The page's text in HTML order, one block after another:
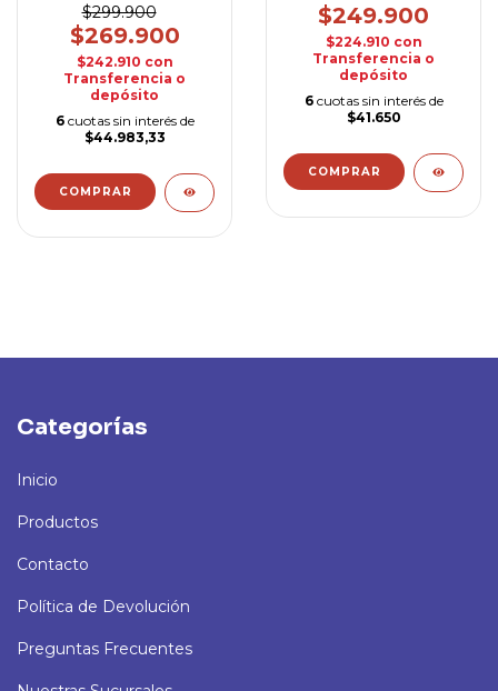
$299.900
$269.900
$242.910 con
Transferencia o
depósito
6 cuotas sin interés de
$44.983,33
$249.900
$224.910 con
Transferencia o
depósito
6 cuotas sin interés de
$41.650
Categorías
Inicio
Productos
Contacto
Política de Devolución
Preguntas Frecuentes